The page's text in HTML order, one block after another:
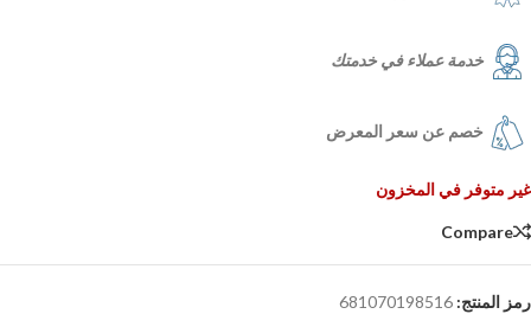
خدمة عملاء في خدمتك
خصم عن سعر المعرض
غير متوفر في المخزون
Compare
رمز المنتج: 681070198516